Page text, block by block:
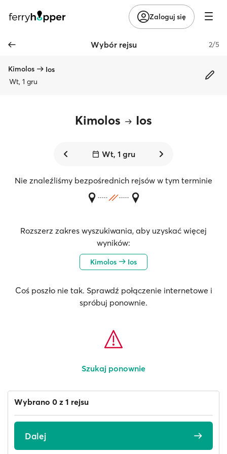
Zaloguj się
Wybór rejsu 2/5
Kimolos
Ios
Wt, 1 gru
Kimolos Ios
Wt, 1 gru
Nie znaleźliśmy bezpośrednich rejsów w tym terminie
Rozszerz zakres wyszukiwania, aby uzyskać więcej
wyników:
Kimolos Ios
Coś poszło nie tak. Sprawdź połączenie internetowe i
spróbuj ponownie.
Szukaj ponownie
Wybrano 0 z 1 rejsu
Dalej